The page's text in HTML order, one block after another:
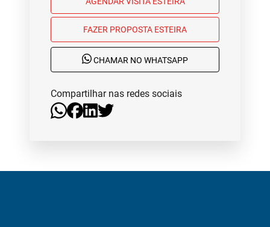
FAZER PROPOSTA ESTEIRA
CHAMAR NO WHATSAPP
Compartilhar nas redes sociais